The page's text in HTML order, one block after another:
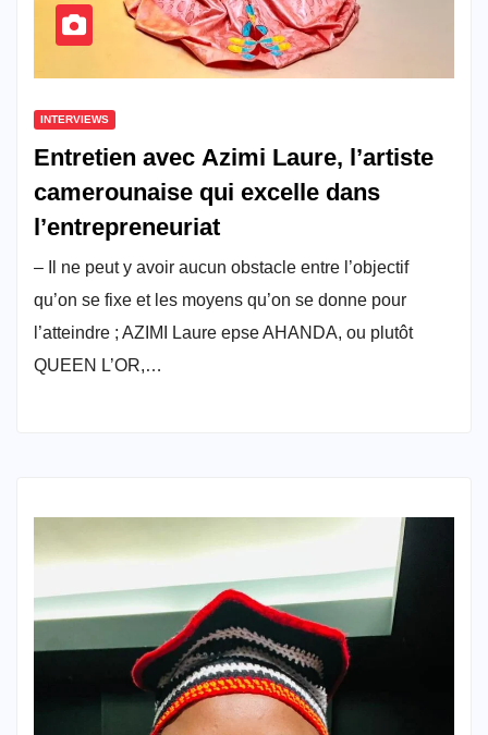
INTERVIEWS
Entretien avec Azimi Laure, l’artiste
camerounaise qui excelle dans
l’entrepreneuriat
– Il ne peut y avoir aucun obstacle entre l’objectif
qu’on se fixe et les moyens qu’on se donne pour
l’atteindre ; AZIMI Laure epse AHANDA, ou plutôt
QUEEN L’OR,…